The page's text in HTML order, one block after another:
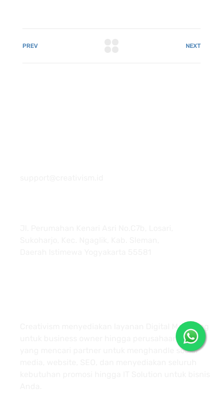
PREV NEXT
Creativism menyediakan layanan Digital Marketing
untuk business owner hingga perusahaan besar
yang mencari partner untuk menghandle social